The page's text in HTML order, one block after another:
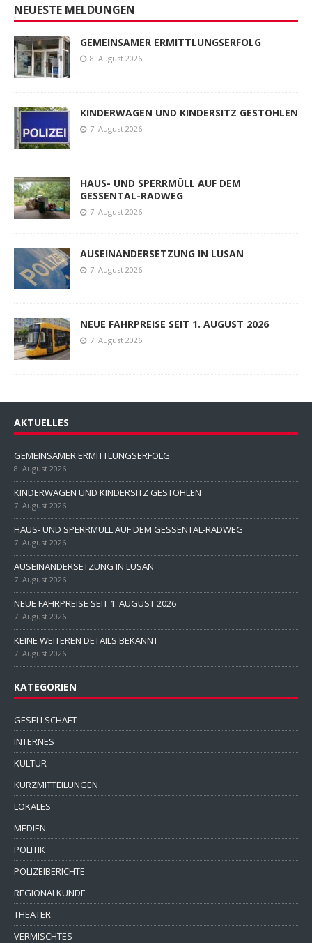
NEUESTE MELDUNGEN
GEMEINSAMER ERMITTLUNGSERFOLG
8. August 2026
KINDERWAGEN UND KINDERSITZ GESTOHLEN
7. August 2026
HAUS- UND SPERRMÜLL AUF DEM
GESSENTAL-RADWEG
7. August 2026
AUSEINANDERSETZUNG IN LUSAN
7. August 2026
NEUE FAHRPREISE SEIT 1. AUGUST 2026
7. August 2026
AKTUELLES
GEMEINSAMER ERMITTLUNGSERFOLG
8. August 2026
KINDERWAGEN UND KINDERSITZ GESTOHLEN
7. August 2026
HAUS- UND SPERRMÜLL AUF DEM GESSENTAL-RADWEG
7. August 2026
AUSEINANDERSETZUNG IN LUSAN
7. August 2026
NEUE FAHRPREISE SEIT 1. AUGUST 2026
7. August 2026
KEINE WEITEREN DETAILS BEKANNT
7. August 2026
KATEGORIEN
GESELLSCHAFT
INTERNES
KULTUR
KURZMITTEILUNGEN
LOKALES
MEDIEN
POLITIK
POLIZEIBERICHTE
REGIONALKUNDE
THEATER
VERMISCHTES